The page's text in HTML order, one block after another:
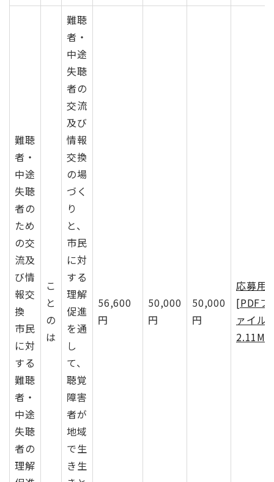
難聴
者・
中途
失聴
者の
ため
の交
流及
び情
報交
換
市民
に対
する
難聴
者・
中途
失聴
者の
理解
こ
と
の
は
難聴
者・
中途
失聴
者の
交流
及び
情報
交換
の場
づく
り
と、
市民
に対
する
理解
促進
を通
し
て、
聴覚
障害
者が
地域
で生
き生
56,600
円
50,000
円
50,000
円
応募用
[PDFフ
ァイル